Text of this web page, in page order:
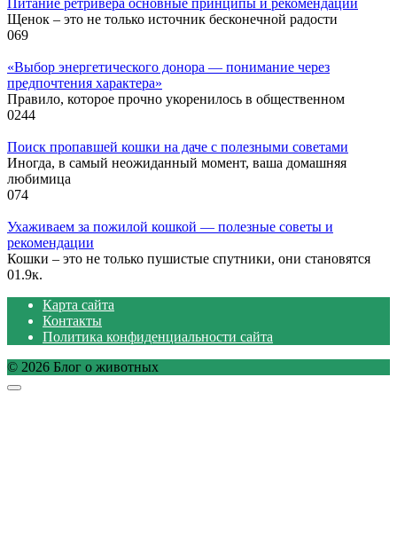
Питание ретривера основные принципы и рекомендации
Щенок – это не только источник бесконечной радости
069
«Выбор энергетического донора — понимание через
предпочтения характера»
Правило, которое прочно укоренилось в общественном
0244
Поиск пропавшей кошки на даче с полезными советами
Иногда, в самый неожиданный момент, ваша домашняя
любимица
074
Ухаживаем за пожилой кошкой — полезные советы и
рекомендации
Кошки – это не только пушистые спутники, они становятся
01.9к.
Карта сайта
Контакты
Политика конфиденциальности сайта
© 2026 Блог о животных